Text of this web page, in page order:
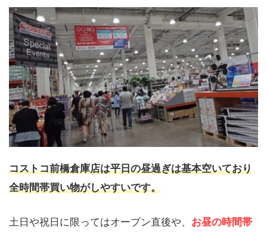
コストコ前橋倉庫店は平日の昼過ぎは基本空いており
全時間帯買い物がしやすいです。
土日や祝日に限ってはオープン直後や、 お昼の時間帯